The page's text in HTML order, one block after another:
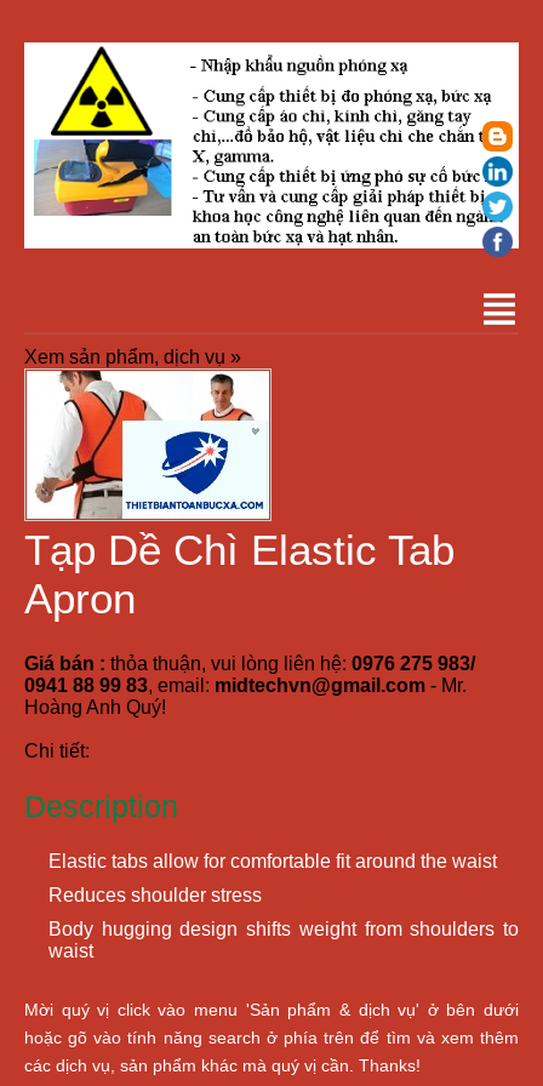
Xem sản phẩm, dịch vụ »
Tạp Dề Chì Elastic Tab
Apron
Giá bán : thỏa thuận, vui lòng liên hệ: 0976 275 983/
0941 88 99 83, email: midtechvn@gmail.com - Mr.
Hoàng Anh Quý!
Chi tiết:
Description
Elastic tabs allow for comfortable fit around the waist
Reduces shoulder stress
Body hugging design shifts weight from shoulders to
waist
Mời quý vị click vào menu 'Sản phẩm & dịch vụ' ở bên dưới
hoặc gõ vào tính năng search ở phía trên để tìm và xem thêm
các dịch vụ, sản phẩm khác mà quý vị cần. Thanks!